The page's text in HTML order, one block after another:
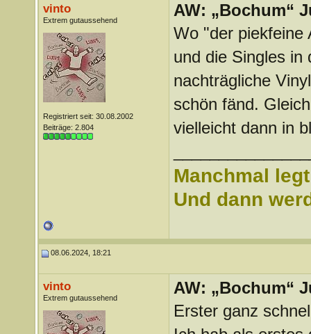
vinto
Extrem gutaussehend
Registriert seit: 30.08.2002
Beiträge: 2.804
AW: „Bochum“
Wo "der piekfeine
und die Singles in
nachträgliche
schön fänd.
vielleicht dann in
Manchmal
Und dann
08.06.2024, 18:21
vinto
Extrem gutaussehend
AW: „Bochum“
Erster ganz